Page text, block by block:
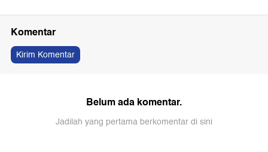
Komentar
Kirim Komentar
Belum ada komentar.
Jadilah yang pertama berkomentar di sini